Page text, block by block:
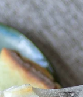
いく過程
。「農業
と語る渡
る。